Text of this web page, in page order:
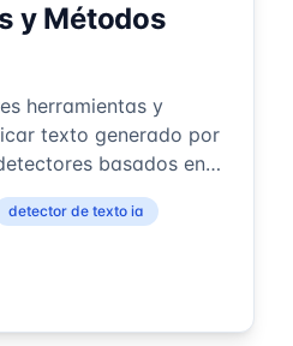
y Métodos
herramientas y
texto generado por
basados en
hasta escáneres
detector de texto ia